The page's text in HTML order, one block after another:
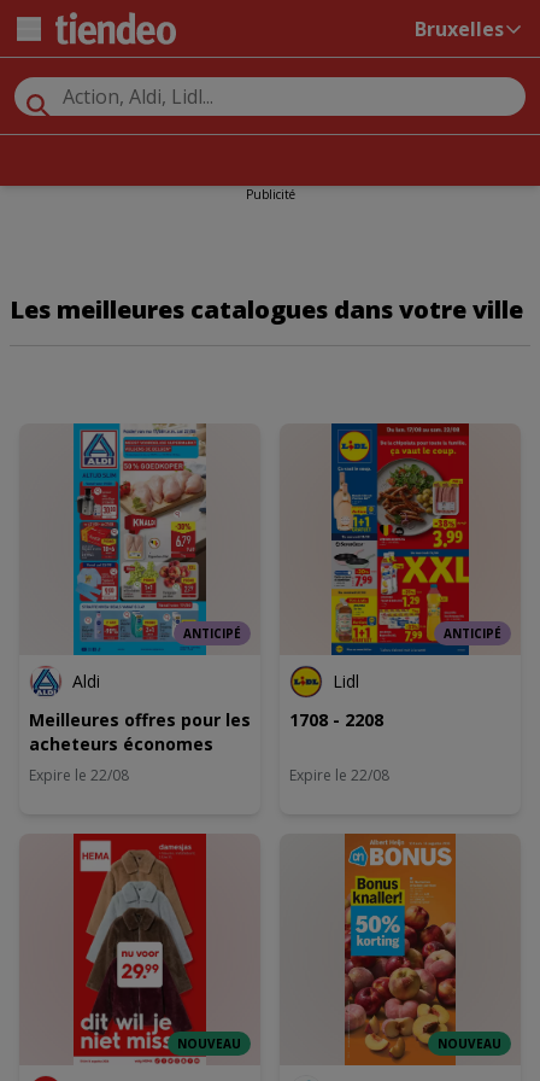
Bruxelles
Publicité
Les meilleures catalogues dans votre ville
ANTICIPÉ
Aldi
Meilleures offres pour les
acheteurs économes
Expire le 22/08
ANTICIPÉ
Lidl
1708 - 2208
Expire le 22/08
NOUVEAU NOUVEAU